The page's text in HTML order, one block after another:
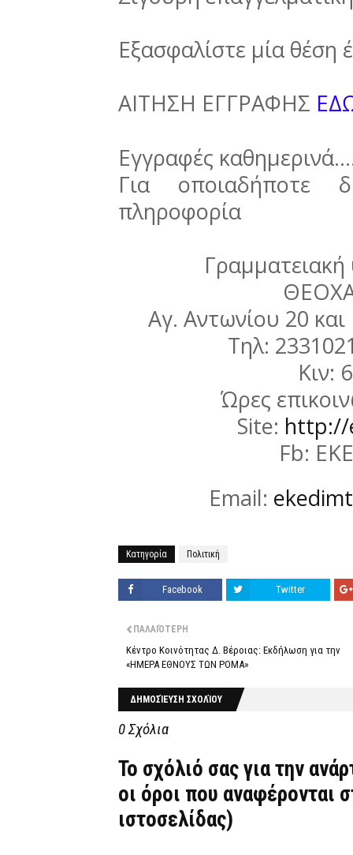
Εξασφαλίστε μία θέση
ΑΙΤΗΣΗ ΕΓΓΡΑΦΗΣ
Εγγραφές
Για οποιαδήποτε
πληροφορία
Αγ. Αντωνίου 20
Τηλ:
Κιν:
Ώρες
Site: http://
Fb:
Email:
Κατηγορία Πολιτική
Facebook Twitter
ΠΑΛΑΙΌΤΕΡΗ
Κέντρο Κοινότητας Δ. Βέροιας: Εκδήλωση για την
«ΗΜΕΡΑ ΕΘΝΟΥΣ ΤΩΝ ΡΟΜΑ»
ΔΗΜΟΣΊΕΥΣΗ ΣΧΟΛΊΟΥ
0 Σχόλια
Το σχόλιό σας για την
οι όροι που αναφέρονται
ιστοσελίδας)